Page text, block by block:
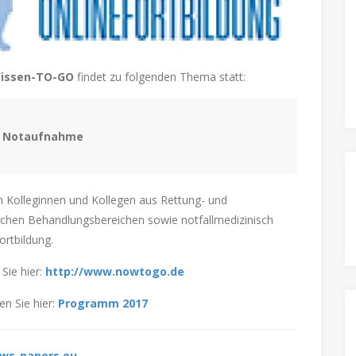
TO-GO findet zu folgenden Thema statt:
und Kollegen aus Rettung- und
Behandlungsbereichen sowie notfallmedizinisch
hier: http://www.nowtogo.de
Sie hier: Programm 2017